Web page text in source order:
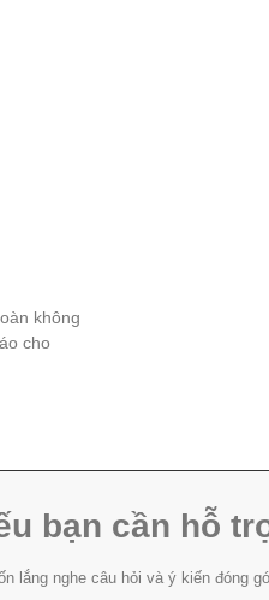
không
cho
bạn cần hỗ
lắng nghe câu hỏi và ý kiến đóng